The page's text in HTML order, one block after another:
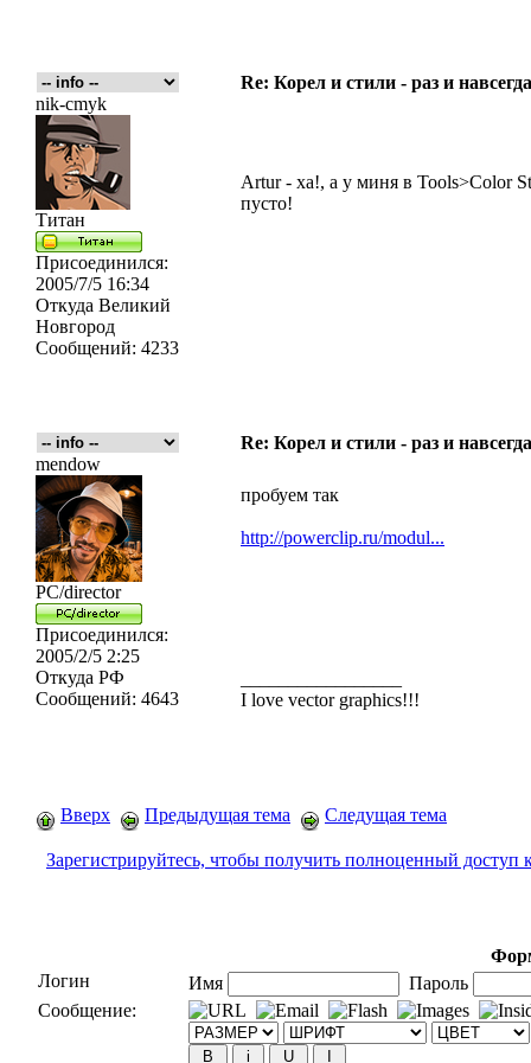
Re: Корел и стили - раз и
nik-cmyk
Титан
Присоединился:
2005/7/5 16:34
Откуда Великий
Новгород
Сообщений: 4233
Artur - ха!, а у миня в Tools>Color
пусто!
Re: Корел и стили - раз и
mendow
PC/director
Присоединился:
2005/2/5 2:25
Откуда РФ
Сообщений: 4643
пробуем так
http://powerclip.ru/modul...
I love vector graphics!!!
Вверх Предыдущая тема Следущая тема
Зарегистрируйтесь, чтобы получить полноценный доступ
Логин
Имя
Пароль
Сообщение: